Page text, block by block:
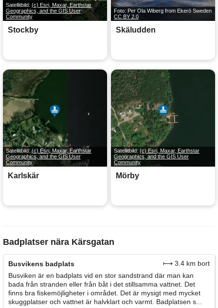
Satellitbild: (c) Esri, Maxar, Earthstar
Geographics, and the GIS User
Community
Stockby
Foto: Per Ola Wiberg from Ekerö Sweden
CC BY 2.0
Skäludden
Satellitbild:(c) Esri, Maxar, Earthstar
Geographics, and the GIS User
Community
Karlskär
Satellitbild: (c) Esri, Maxar, Earthstar
Geographics, and the GIS User
Community
Mörby
Badplatser nära Kärsgatan
Busvikens badplats
⟼ 3.4 km bort
Busviken är en badplats vid en stor sandstrand där man kan
bada från stranden eller från båt i det stillsamma vattnet. Det
finns bra fiskemöjligheter i området. Det är mysigt med mycket
skuggplatser och vattnet är halvklart och varmt. Badplatsen s...